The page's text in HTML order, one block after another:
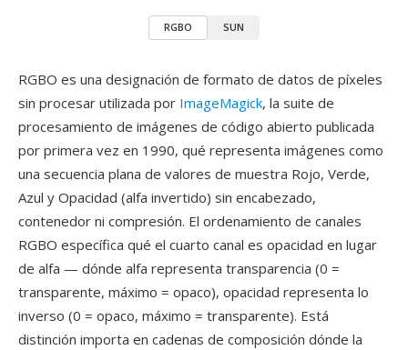
RGBO SUN
RGBO es una designación de formato de datos de píxeles
sin procesar utilizada por ImageMagick, la suite de
procesamiento de imágenes de código abierto publicada
por primera vez en 1990, qué representa imágenes como
una secuencia plana de valores de muestra Rojo, Verde,
Azul y Opacidad (alfa invertido) sin encabezado,
contenedor ni compresión. El ordenamiento de canales
RGBO específica qué el cuarto canal es opacidad en lugar
de alfa — dónde alfa representa transparencia (0 =
transparente, máximo = opaco), opacidad representa lo
inverso (0 = opaco, máximo = transparente). Está
distinción importa en cadenas de composición dónde la